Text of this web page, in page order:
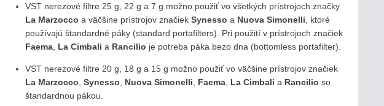
VST nerezové filtre 25 g, 22 g a 7 g možno použiť vo všetkých prístrojoch značky
La Marzocco a väčšine prístrojov značiekSynesso a Nuova Simonelli , ktoré
používajú štandardné páky (standard portafilters). Pri použití v prístrojoch značiek
Faema La Cimbali a Rancilio je potreba páka bezo dna (bottomless portafilter).
VST nerezové filtre 20 g, 18 g a 15 g možno použiť vo väčšine prístrojov značiek
La Marzocco ,Synesso Nuova Simonelli Faema La Cimbali a Rancilio so
štandardnou pákou.